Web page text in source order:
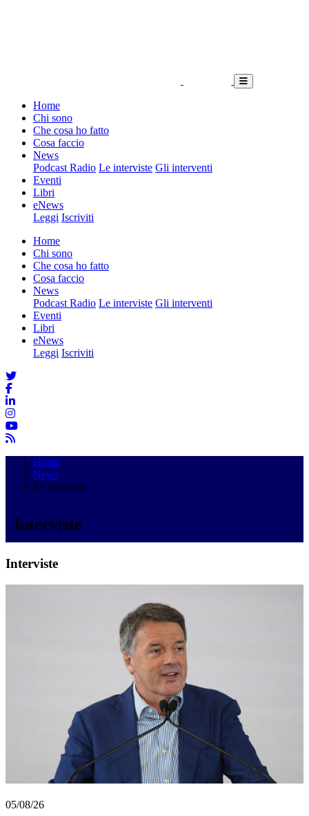
Home
Chi sono
Che cosa ho fatto
Cosa faccio
News
Podcast Radio Le interviste Gli interventi
Eventi
Libri
eNews
Leggi Iscriviti
Home
Chi sono
Che cosa ho fatto
Cosa faccio
News
Podcast Radio Le interviste Gli interventi
Eventi
Libri
eNews
Leggi Iscriviti
Home
News
Le interviste
Interviste
Interviste
05/08/26